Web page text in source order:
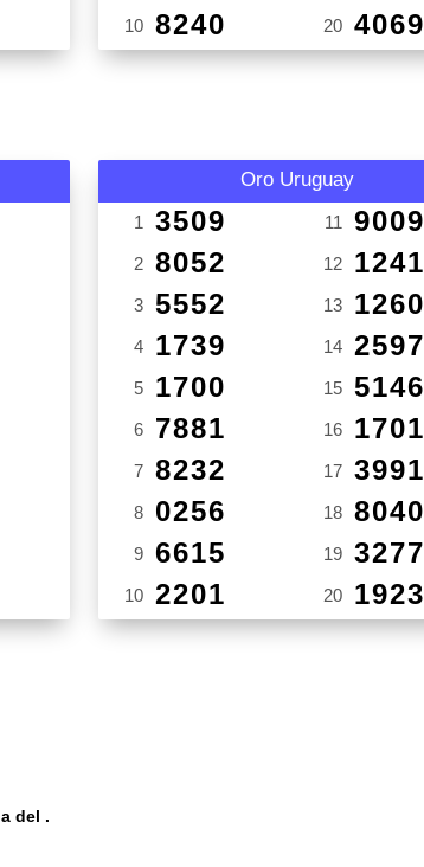
10 8240 20 4069
Oro Uruguay
1 3509
2 8052
3 5552
4 1739
5 1700
6 7881
7 8232
8 0256
9 6615
10 2201
11 9009
12 1241
13 1260
14 2597
15 5146
16 1701
17 3991
18 8040
19 3277
20 1923
del .